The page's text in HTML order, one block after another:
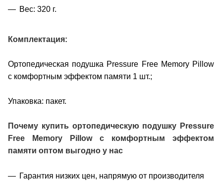
Вес: 320 г.
Комплектация:
Ортопедическая подушка Pressure Free Memory Pillow
с комфортным эффектом памяти 1 шт.;
Упаковка: пакет.
Почему купить ортопедическую подушку Pressure
Free Memory Pillow с комфортным эффектом
памяти оптом выгодно у нас
Гарантия низких цен, напрямую от производителя